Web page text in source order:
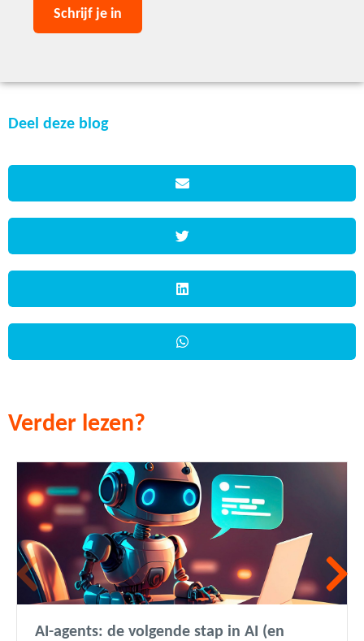
Deel deze blog
Verder lezen?
AI-agents: de volgende stap in AI (en